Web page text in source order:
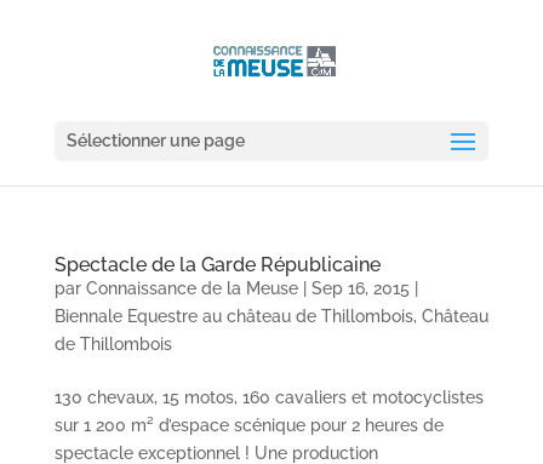
Sélectionner une page
Spectacle de la Garde Républicaine
par Connaissance de la Meuse| Sep 16, 2015
Biennale Equestre au château de Thillombois, Château
de Thillombois
130 chevaux, 15 motos, 160 cavaliers et motocyclistes
sur 1 200 m² d’espace scénique pour 2 heures de
spectacle exceptionnel ! Une production